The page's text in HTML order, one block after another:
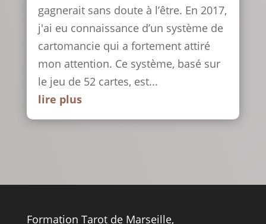
gagnerait sans doute à l’être. En 2017,
j'ai eu connaissance d’un système de
cartomancie qui a fortement attiré
mon attention. Ce système, basé sur
le jeu de 52 cartes, est...
lire plus
Formation Tarot de Marseille,